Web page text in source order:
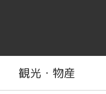
観光・物産